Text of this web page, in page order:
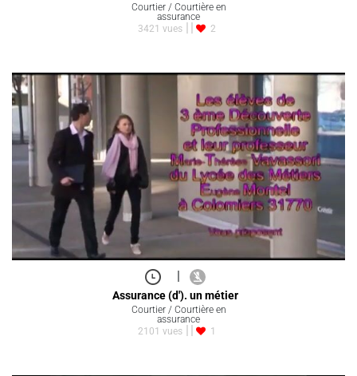
Courtier / Courtière en
assurance
3421 vues
2
|
Assurance (d'). un métier
Courtier / Courtière en
assurance
2101 vues
1